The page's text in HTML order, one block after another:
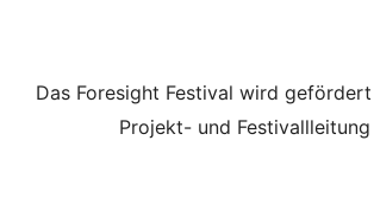
Das Foresight Festival wird
Projekt- und